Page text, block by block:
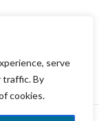
serve
traffic. By
cookies.
.